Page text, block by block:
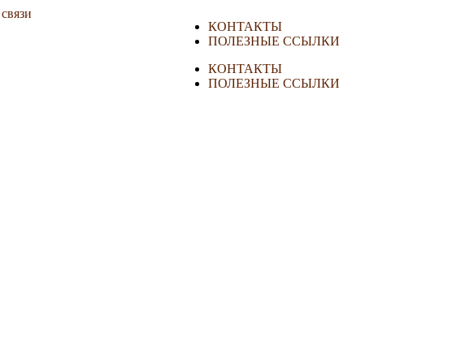
КОНТАКТЫ
ПОЛЕЗНЫЕ ССЫЛКИ
КОНТАКТЫ
ПОЛЕЗНЫЕ ССЫЛКИ